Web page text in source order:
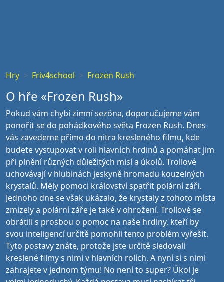
Hry Friv4school Frozen Rush
O hře «Frozen Rush»
Pokud vám chybí zimní sezóna, doporučujeme vám
ponořit se do pohádkového světa Frozen Rush. Dnes
vás zavedeme přímo do nitra kresleného filmu, kde
budete vystupovat v roli hlavních hrdinů a pomáhat jim
při plnění různých důležitých misí a úkolů. Trollové
uchovávají v hlubinách jeskyně hromadu kouzelných
krystalů. Měly pomoci království spatřit polární záři.
Jednoho dne se však ukázalo, že krystaly z tohoto místa
zmizely a polární záře je také v ohrožení. Trollové se
obrátili s prosbou o pomoc na naše hrdiny, kteří by
svou inteligencí určitě pomohli tento problém vyřešit.
Tyto postavy znáte, protože jste určitě sledovali
kreslené filmy s nimi v hlavních rolích. A nyní si s nimi
zahrajete v jednom týmu! No není to super? Úkol je